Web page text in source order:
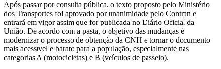
Após passar por consulta pública, o texto proposto pelo Ministério
dos Transportes foi aprovado por unanimidade pelo Contran e
entrará em vigor assim que for publicada no Diário Oficial da
União. De acordo com a pasta, o objetivo das mudanças é
modernizar o processo de obtenção da CNH e tornar o documento
mais acessível e barato para a população, especialmente nas
categorias A (motocicletas) e B (veículos de passeio).